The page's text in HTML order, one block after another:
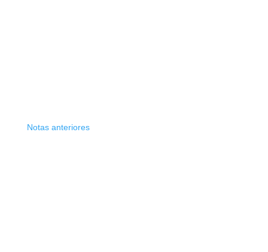
Notas anteriores